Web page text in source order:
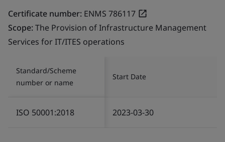
Certificate number: ENMS 786117
Scope:The Provision of Infrastructure Management
Services for IT/ITES operations
Standard/Scheme
number or name
Start Date
ISO 50001:2018 2023-03-30